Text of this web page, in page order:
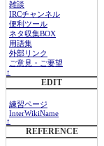
雑談
IRCチャンネル
便利ツール
ネタ収集BOX
用語集
外部リンク
ご意見・ご要望
↑
EDIT
練習ページ
InterWikiName
↑
REFERENCE